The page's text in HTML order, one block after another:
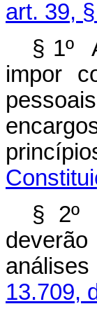
art. 39,
§ 1º
impor
§ 2º
13.709,